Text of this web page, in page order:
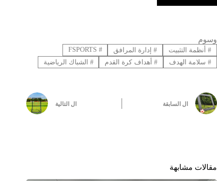
وسوم
#أنظمة التثبيت #إدارة المرافق #
#سلامة الهدف #أهداف كرة القدم # الشباك الرياضية
ال السابقة ال التالية
مقالات مشابهة